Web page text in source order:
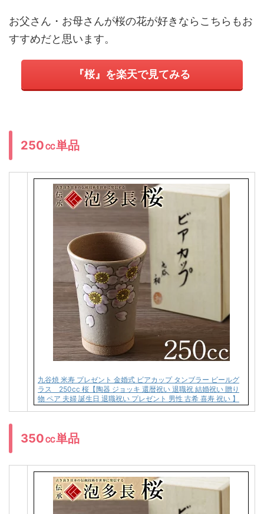
お父さん・お母さんが桜の花が好きならこちらもお
すすめだと思います。
『桜』を楽天で見てみる
250㏄単品
九谷焼 米寿 プレゼント 金婚式 ビアカップ タンブラー ビールグ
ラス 250cc 桜【陶器 ジョッキ 還暦祝い 退職祝 結婚祝い 贈り
物 ペア 夫婦 誕生日 退職祝い プレゼント 男性 古希 喜寿 祝い 】
350㏄単品